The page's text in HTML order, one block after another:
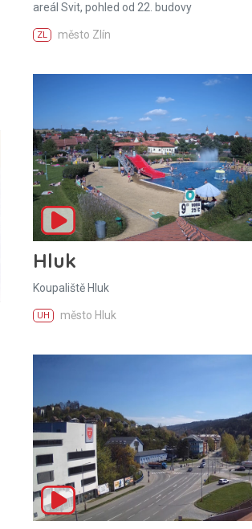
areál Svit, pohled od 22. budovy
ZL město Zlín
Hluk
Koupaliště Hluk
UH město Hluk